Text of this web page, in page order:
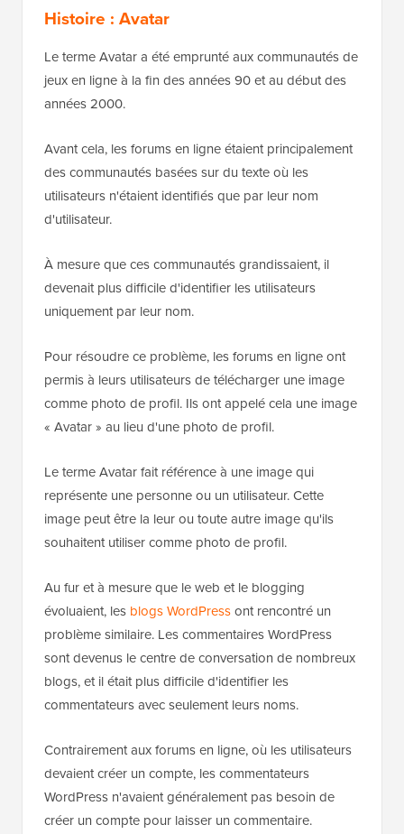
Histoire : Avatar
Le terme Avatar a été emprunté aux communautés de
jeux en ligne à la fin des années 90 et au début des
années 2000.
Avant cela, les forums en ligne étaient principalement
des communautés basées sur du texte où les
utilisateurs n'étaient identifiés que par leur nom
d'utilisateur.
À mesure que ces communautés grandissaient, il
devenait plus difficile d'identifier les utilisateurs
uniquement par leur nom.
Pour résoudre ce problème, les forums en ligne ont
permis à leurs utilisateurs de télécharger une image
comme photo de profil. Ils ont appelé cela une image
« Avatar » au lieu d'une photo de profil.
Le terme Avatar fait référence à une image qui
représente une personne ou un utilisateur. Cette
image peut être la leur ou toute autre image qu'ils
souhaitent utiliser comme photo de profil.
Au fur et à mesure que le web et le blogging
évoluaient, les blogs WordPressont rencontré un
problème similaire. Les commentaires WordPress
sont devenus le centre de conversation de nombreux
blogs, et il était plus difficile d'identifier les
commentateurs avec seulement leurs noms.
Contrairement aux forums en ligne, où les utilisateurs
devaient créer un compte, les commentateurs
WordPress n'avaient généralement pas besoin de
créer un compte pour laisser un commentaire.